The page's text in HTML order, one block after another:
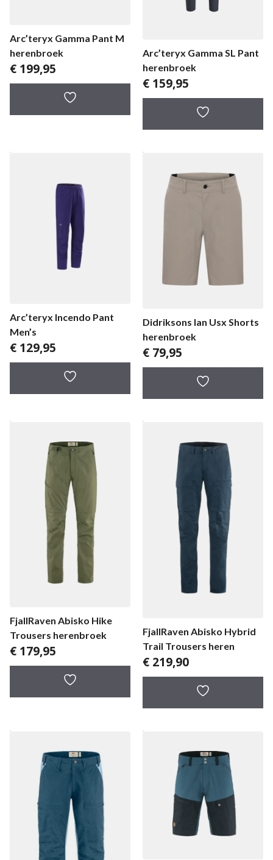
Arc’teryx Gamma Pant M
herenbroek
€ 199,95
Arc’teryx Gamma SL Pant
herenbroek
€ 159,95
Arc’teryx Incendo Pant
Men’s
€ 129,95
Didriksons Ian Usx Shorts
herenbroek
€ 79,95
FjallRaven Abisko Hike
Trousers herenbroek
€ 179,95
FjallRaven Abisko Hybrid
Trail Trousers heren
€ 219,90